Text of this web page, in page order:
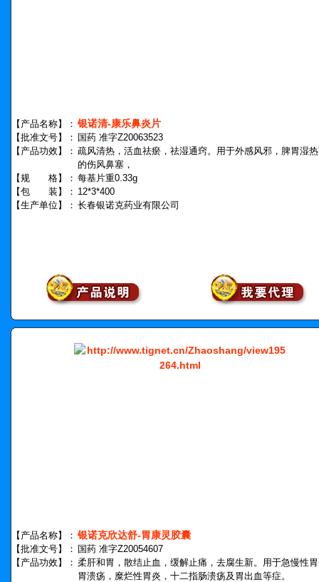
【产品名称】： 银诺清-康乐鼻炎片
【批准文号】： 国药 准字Z20063523
【产品功效】： 疏风清热，活血祛瘀，祛湿通窍。用于外感风邪，脾胃湿
的伤风鼻塞，
【规 格】： 每基片重0.33g
【包 装】： 12*3*400
【生产单位】： 长春银诺克药业有限公司
【产品名称】： 银诺克欣达舒-胃康灵胶囊
【批准文号】： 国药 准字Z20054607
【产品功效】： 柔肝和胃，散结止血，缓解止痛，去腐生新。用于急慢性
胃溃疡，糜烂性胃炎，十二指肠溃疡及胃出血等症。